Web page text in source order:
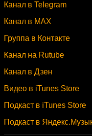
Канал в Telegram
Канал в MAX
Группа в Контакте
Канал на Rutube
Канал в Дзен
Видео в iTunes Store
Подкаст в iTunes Store
Подкаст в